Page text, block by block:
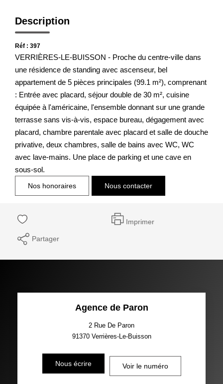
Description
Réf : 397
VERRIÈRES-LE-BUISSON - Proche du centre-ville dans
une résidence de standing avec ascenseur, bel
appartement de 5 pièces principales (99.1 m²), comprenant
: Entrée avec placard, séjour double de 30 m², cuisine
équipée à l'américaine, l'ensemble donnant sur une grande
terrasse sans vis-à-vis, espace bureau, dégagement avec
placard, chambre parentale avec placard et salle de douche
privative, deux chambres, salle de bains avec WC, WC
avec lave-mains. Une place de parking et une cave en
sous-sol.
Nos honoraires Nous contacter
Imprimer
Partager
Agence de Paron
2 Rue De Paron
91370 Verrières-Le-Buisson
Nous écrire Voir le numéro